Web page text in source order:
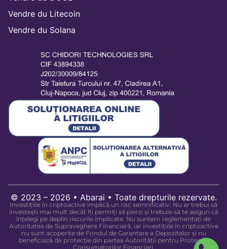
Vendre du Litecoin
Vendre du Solana
© 2023 – 2026 • Abarai • Toate drepturile rezervate.
Investițiile în criptoactive implică un risc semnificativ. Nu ar trebui să
investești mai mult decât îți permiți să pierzi și trebuie să te asiguri că
înțelegi pe deplin riscurile implicate. Nu suntem reglementați de
Autoritatea de Supraveghere Financiară, iar investițiile în criptoactive
nu sunt acoperite de Fondul de Garantare a Depozitelor și nu
beneficiază de protecție din partea Autorității pentru Protecția
Consumatorilor Financiari.